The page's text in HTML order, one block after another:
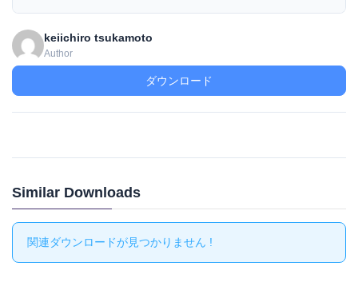
keiichiro tsukamoto
Author
ダウンロード
Similar Downloads
関連ダウンロードが見つかりません !